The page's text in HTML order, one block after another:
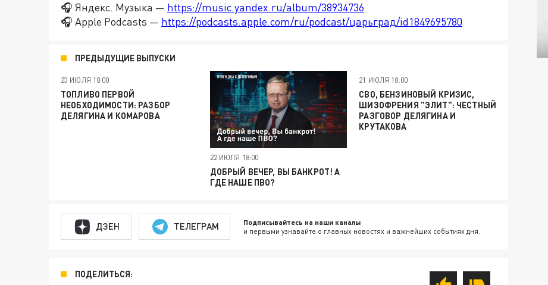
🎧 Яндекс. Музыка — https://music.yandex.ru/album/38934736
🎧 Apple Podcasts — https://podcasts.apple.com/ru/podcast/царьград/id1849695780
ПРЕДЫДУЩИЕ ВЫПУСКИ
23 ИЮЛЯ 18:00
ТОПЛИВО ПЕРВОЙ
НЕОБХОДИМОСТИ: РАЗБОР
ДЕЛЯГИНА И КОМАРОВА
22 ИЮЛЯ 18:00
ДОБРЫЙ ВЕЧЕР, ВЫ БАНКРОТ! А
ГДЕ НАШЕ ПВО?
21 ИЮЛЯ 18:00
СВО, БЕНЗИНОВЫЙ КРИЗИС,
ШИЗОФРЕНИЯ "ЭЛИТ": ЧЕСТНЫЙ
РАЗГОВОР ДЕЛЯГИНА И
КРУТАКОВА
ДЗЕН ТЕЛЕГРАМ Подписывайтесь на наши каналы
и первыми узнавайте о главных новостях и важнейших событиях дня.
ПОДЕЛИТЬСЯ: